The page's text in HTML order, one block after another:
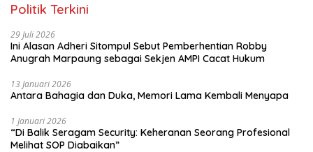
Politik Terkini
29 Juli 2026
Ini Alasan Adheri Sitompul Sebut Pemberhentian Robby
Anugrah Marpaung sebagai Sekjen AMPI Cacat Hukum
13 Januari 2026
Antara Bahagia dan Duka, Memori Lama Kembali Menyapa
1 Januari 2026
“Di Balik Seragam Security: Keheranan Seorang Profesional
Melihat SOP Diabaikan”